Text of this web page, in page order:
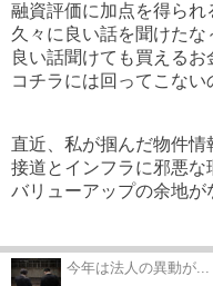
融資評価に加点を得られ
久々に良い話を聞けたな
良い話聞けても買えるお
コチラには回ってこな
直近、私が掴んだ物件
接道とインフラに邪悪な
バリューアップの余地
今年は法人の異動が...